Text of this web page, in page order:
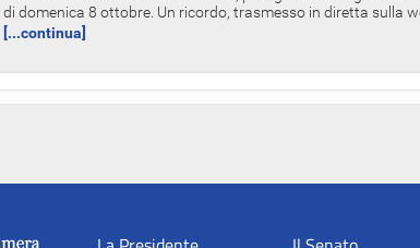
di domenica 8 ottobre. Un ricordo, trasmesso in diretta sulla
[...continua]